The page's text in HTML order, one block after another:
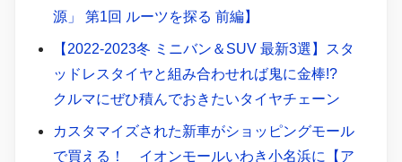
源」 第1回 ルーツを探る 前編】
【2022-2023冬 ミニバン＆SUV 最新3選】スタ
ッドレスタイヤと組み合わせれば鬼に金棒!?
クルマにぜひ積んでおきたいタイヤチェーン
カスタマイズされた新車がショッピングモール
で買える！ イオンモールいわき小名浜に【ア